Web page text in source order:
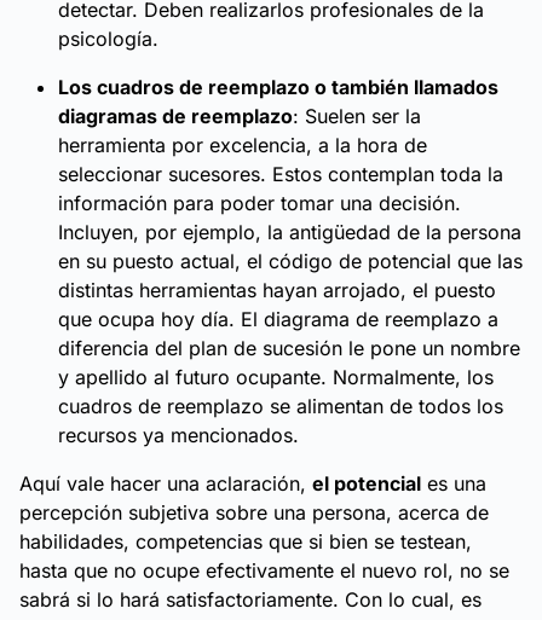
detectar. Deben realizarlos profesionales de la
psicología.
Los cuadros de reemplazo o también llamados
diagramas de reemplazo: Suelen ser la
herramienta por excelencia, a la hora de
seleccionar sucesores. Estos contemplan toda la
información para poder tomar una decisión.
Incluyen, por ejemplo, la antigüedad de la persona
en su puesto actual, el código de potencial que las
distintas herramientas hayan arrojado, el puesto
que ocupa hoy día. El diagrama de reemplazo a
diferencia del plan de sucesión le pone un nombre
y apellido al futuro ocupante. Normalmente, los
cuadros de reemplazo se alimentan de todos los
recursos ya mencionados.
Aquí vale hacer una aclaración, el potencial es una
percepción subjetiva sobre una persona, acerca de
habilidades, competencias que si bien se testean,
hasta que no ocupe efectivamente el nuevo rol, no se
sabrá si lo hará satisfactoriamente. Con lo cual, es